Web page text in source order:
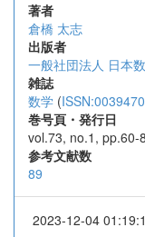
著者
倉橋 太志
出版者
一般社団法人 日本
雑誌
数学 (
巻号頁・発行日
vol.73, no.1,
参考文献数
89
2023-12-04